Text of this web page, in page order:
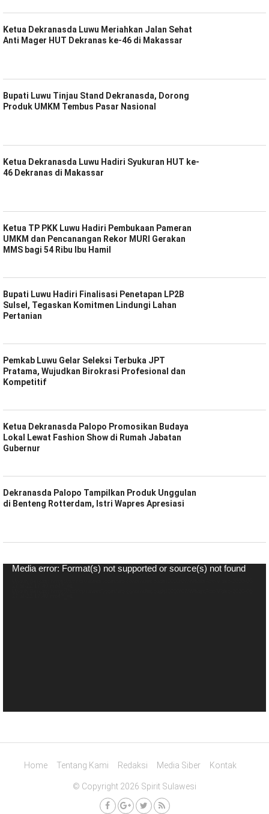
Ketua Dekranasda Luwu Meriahkan Jalan Sehat
Anti Mager HUT Dekranas ke-46 di Makassar
Bupati Luwu Tinjau Stand Dekranasda, Dorong
Produk UMKM Tembus Pasar Nasional
Ketua Dekranasda Luwu Hadiri Syukuran HUT ke-
46 Dekranas di Makassar
Ketua TP PKK Luwu Hadiri Pembukaan Pameran
UMKM dan Pencanangan Rekor MURI Gerakan
MMS bagi 54 Ribu Ibu Hamil
Bupati Luwu Hadiri Finalisasi Penetapan LP2B
Sulsel, Tegaskan Komitmen Lindungi Lahan
Pertanian
Pemkab Luwu Gelar Seleksi Terbuka JPT
Pratama, Wujudkan Birokrasi Profesional dan
Kompetitif
Ketua Dekranasda Palopo Promosikan Budaya
Lokal Lewat Fashion Show di Rumah Jabatan
Gubernur
Dekranasda Palopo Tampilkan Produk Unggulan
di Benteng Rotterdam, Istri Wapres Apresiasi
Pemutar
Media error: Format(s) not supported or source(s) not found
Home Tentang Kami Redaksi Media Siber Kontak
© Copyright 2026 Spirit Sulawesi